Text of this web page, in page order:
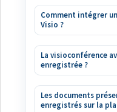
Comment intégrer
Visio ?
La visioconférence
enregistrée ?
Les documents
enregistrés sur la